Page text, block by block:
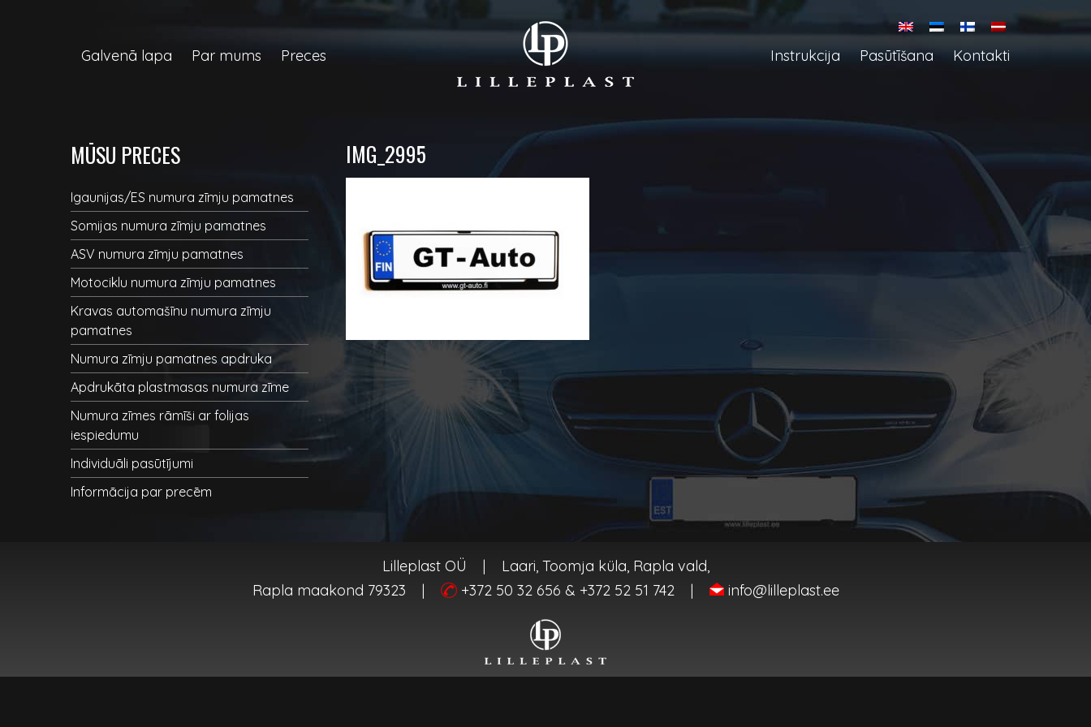
Galvenā lapa Par mums Preces Instrukcija Pasūtīšana Kontakti
IMG_2995
MŪSU PRECES
Igaunijas/ES numura zīmju pamatnes
Somijas numura zīmju pamatnes
ASV numura zīmju pamatnes
Motociklu numura zīmju pamatnes
Kravas automašīnu numura zīmju
pamatnes
Numura zīmju pamatnes apdruka
Apdrukāta plastmasas numura zīme
Numura zīmes rāmīši ar folijas
iespiedumu
Individuāli pasūtījumi
Informācija par precēm
Lilleplast OÜ |
Laari, Toomja küla, Rapla vald,
Rapla maakond 79323
| +372 50 32 656 & +372 52 51 742 | info@lilleplast.ee